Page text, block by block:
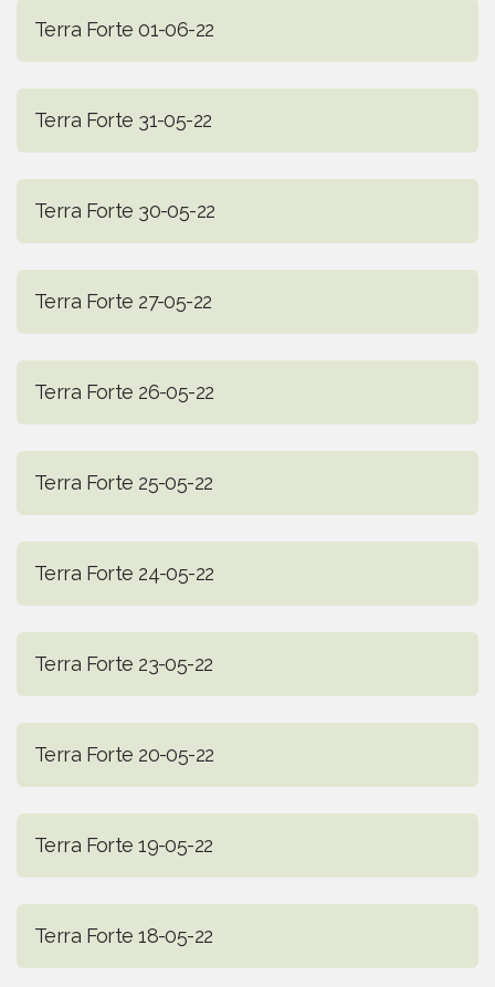
Terra Forte 01-06-22
Terra Forte 31-05-22
Terra Forte 30-05-22
Terra Forte 27-05-22
Terra Forte 26-05-22
Terra Forte 25-05-22
Terra Forte 24-05-22
Terra Forte 23-05-22
Terra Forte 20-05-22
Terra Forte 19-05-22
Terra Forte 18-05-22